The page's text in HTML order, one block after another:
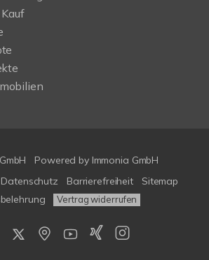
Powered by Immonia GmbH
Datenschutz Barrierefreiheit
Sitemap
Vertrag widerrufen